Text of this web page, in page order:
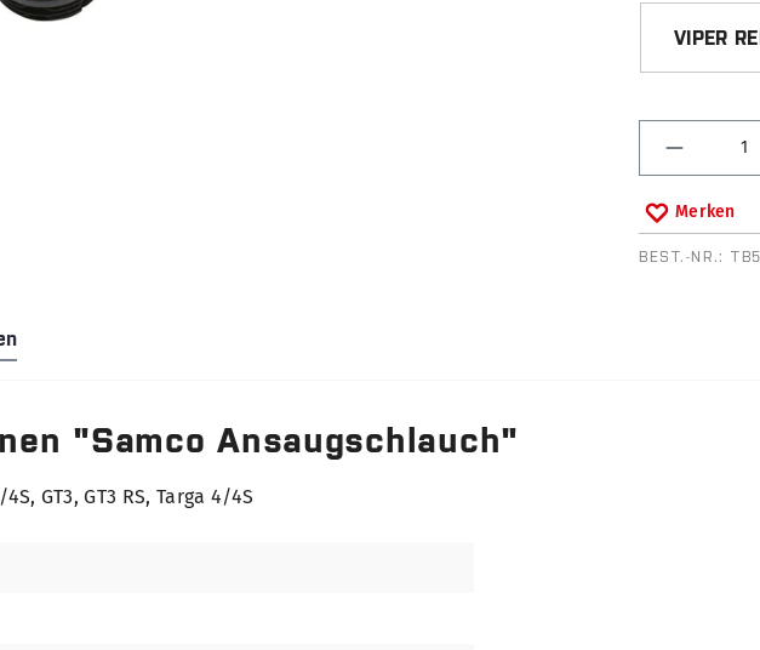
VIPER
Merken
BEST.-NR.:
"Samco Ansaugschlauch"
GT3, GT3 RS, Targa 4/4S